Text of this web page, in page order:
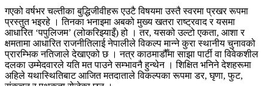
गएको वर्षभर चल्तीका बुद्धिजीवीहरू एउटै विषयमा उस्तै स्वरमा प्रखर रूपमा
प्रस्तुत भइरहे । तिनका भनाइमा अबको मुख्य खतरा राष्ट्रवाद र यसमा
आधारित ‘पपुलिजम’ (लोकरिझ्याइँ) हो । तर, यसको उल्टो एकता, आशा र
क्षमतामा आधारित राजनीतिलाई नेपालीले विकल्प मान्ने कुरा स्थानीय चुनावको
प्रारम्भिक नतिजाले देखाएको छ । नत्र काठमाडौँमा साझा पार्टी वा विवेकशील
दलका उम्मेदवारले यति मत पाउने सम्भावनै हुन्थेन । शिक्षित भनिने देशहरूमा
अहिले यथास्थितिबाट आजित मतदाताले विकल्पका रूपमा डर, घृणा, फुट,